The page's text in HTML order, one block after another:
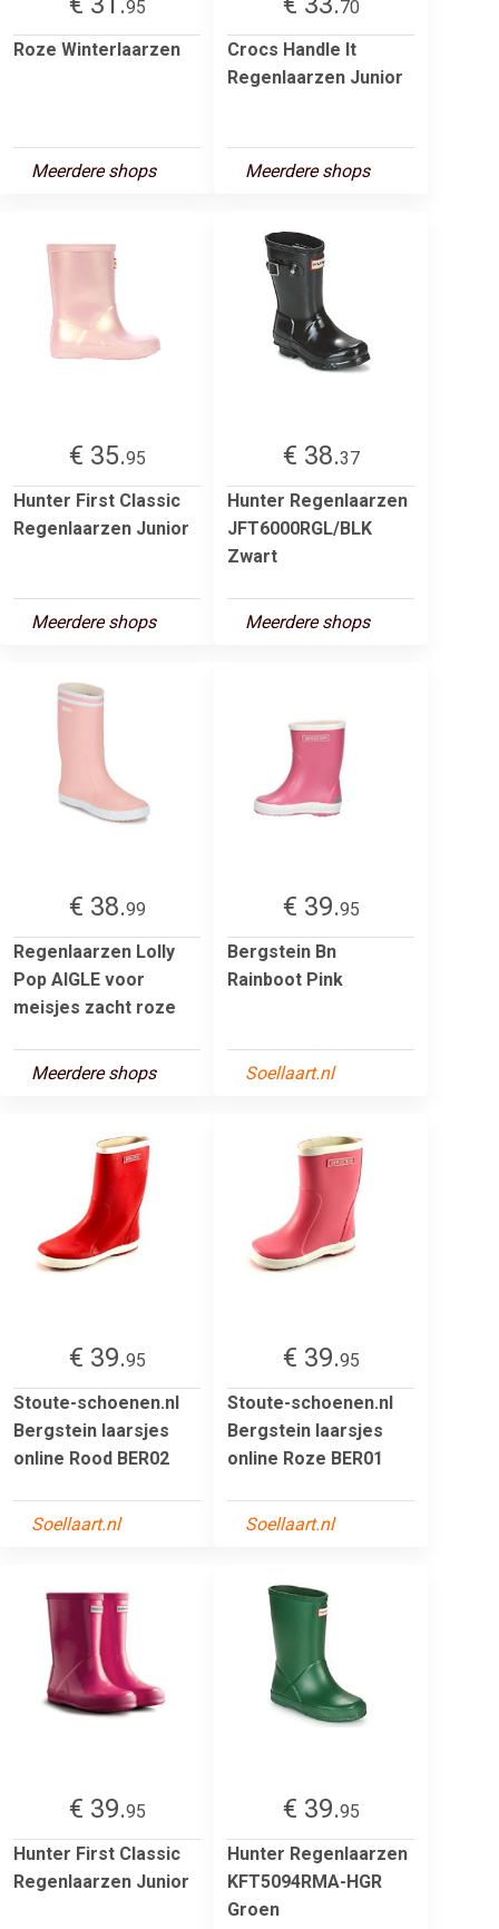
95
Roze Winterlaarzen
Meerdere shops
70
Crocs Handle It
Regenlaarzen Junior
Meerdere shops
€ 35.95
Hunter First Classic
Regenlaarzen Junior
Meerdere shops
€ 38.37
Hunter Regenlaarzen
JFT6000RGL/BLK
Zwart
Meerdere shops
€ 38.99
Regenlaarzen Lolly
Pop AIGLE voor
meisjes zacht roze
Meerdere shops
€ 39.95
Bergstein Bn
Rainboot Pink
Soellaart.nl
€ 39.95
Stoute-schoenen.nl
Bergstein laarsjes
online Rood BER02
Soellaart.nl
€ 39.95
Stoute-schoenen.nl
Bergstein laarsjes
online Roze BER01
Soellaart.nl
€ 39.95
Hunter First Classic
Regenlaarzen Junior
€ 39.95
Hunter Regenlaarzen
KFT5094RMA-HGR
Groen